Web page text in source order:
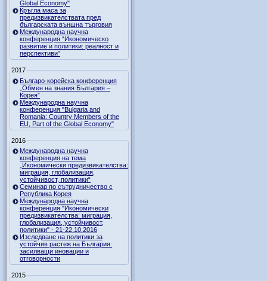
Global Economy"
Кръгла маса за
предизвикателствата пред
българската външна търговия
Международна научна
конференция “Икономическо
развитие и политики: реалност и
перспективи”
2017
Българо-корейска конференция
„Обмен на знания България –
Корея”
Международна научна
конференция "Bulgaria and
Romania: Country Members of the
EU, Part of the Global Economy"
2016
Международна научна
конференция на тема
„Икономически предизвикателства:
миграция, глобализация,
устойчивост, политики“
Семинар по сътрудничество с
Република Корея
Международна научна
конференция "Икономически
предизвикателства: миграция,
глобализация, устойчивост,
политики" - 21-22.10.2016
Изследване на политики за
устойчив растеж на България:
засилващи иновации и
отговорности
2015